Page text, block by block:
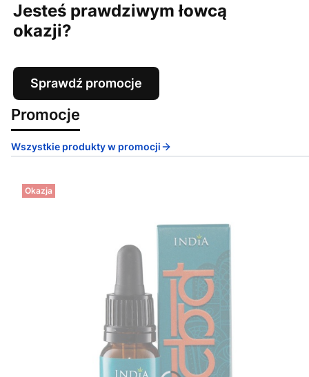
Jesteś prawdziwym łowcą
okazji?
Sprawdź promocje
Promocje
Wszystkie produkty w promocji
Okazja